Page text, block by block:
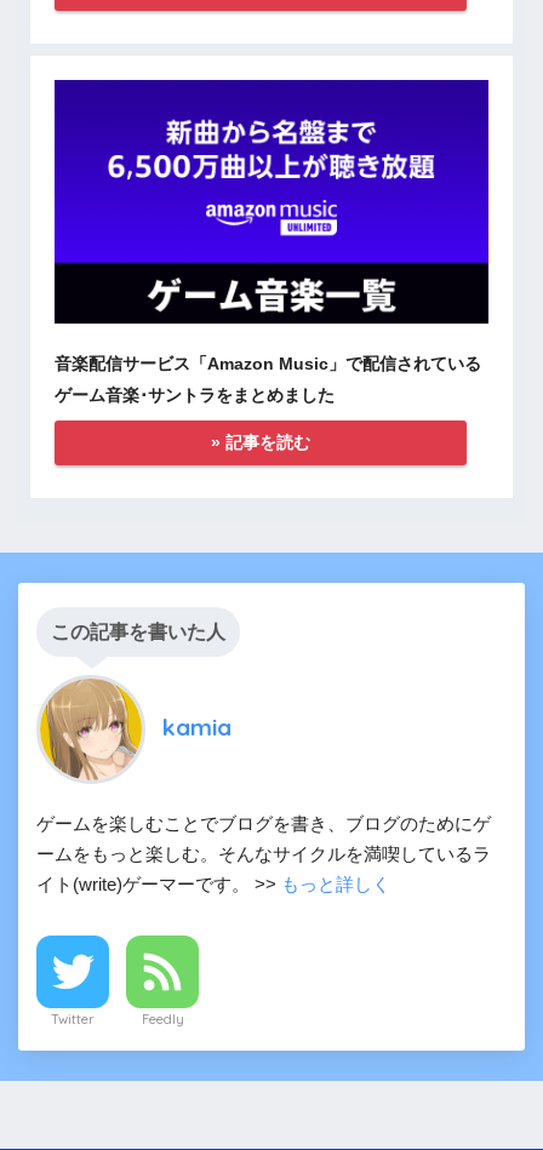
音楽配信サービス「Amazon Music」で配信されている
ゲーム音楽･サントラをまとめました
» 記事を読む
この記事を書いた人
kamia
ゲームを楽しむことでブログを書き、ブログのためにゲ
ームをもっと楽しむ。そんなサイクルを満喫しているラ
イト(write)ゲーマーです。 >> もっと詳しく
Twitter Feedly